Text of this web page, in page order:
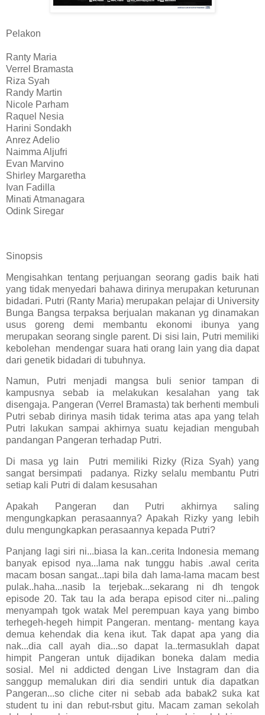
Pelakon
Ranty Maria
Verrel Bramasta
Riza Syah
Randy Martin
Nicole Parham
Raquel Nesia
Harini Sondakh
Anrez Adelio
Naimma Aljufri
Evan Marvino
Shirley Margaretha
Ivan Fadilla
Minati Atmanagara
Odink Siregar
Sinopsis
Mengisahkan tentang perjuangan seorang gadis baik hati
yang tidak menyedari bahawa dirinya merupakan keturunan
bidadari. Putri (Ranty Maria) merupakan pelajar di University
Bunga Bangsa terpaksa berjualan makanan yg dinamakan
usus goreng demi membantu ekonomi ibunya yang
merupakan seorang single parent. Di sisi lain, Putri memiliki
kebolehan mendengar suara hati orang lain yang dia dapat
dari genetik bidadari di tubuhnya.
Namun, Putri menjadi mangsa buli senior tampan di
kampusnya sebab ia melakukan kesalahan yang tak
disengaja. Pangeran (Verrel Bramasta) tak berhenti membuli
Putri sebab dirinya masih tidak terima atas apa yang telah
Putri lakukan sampai akhirnya suatu kejadian mengubah
pandangan Pangeran terhadap Putri.
Di masa yg lain Putri memiliki Rizky (Riza Syah) yang
sangat bersimpati padanya. Rizky selalu membantu Putri
setiap kali Putri di dalam kesusahan
Apakah Pangeran dan Putri akhirnya saling
mengungkapkan perasaannya? Apakah Rizky yang lebih
dulu mengungkapkan perasaannya kepada Putri?
Panjang lagi siri ni...biasa la kan..cerita Indonesia memang
banyak episod nya...lama nak tunggu habis .awal cerita
macam bosan sangat...tapi bila dah lama-lama macam best
pulak..haha...nasib la terjebak...sekarang ni dh tengok
episode 20. Tak tau la ada berapa episod citer ni...paling
menyampah tgok watak Mel perempuan kaya yang bimbo
terhegeh-hegeh himpit Pangeran. mentang- mentang kaya
demua kehendak dia kena ikut. Tak dapat apa yang dia
nak...dia call ayah dia...so dapat la..termasuklah dapat
himpit Pangeran untuk dijadikan boneka dalam media
sosial. Mel ni addicted dengan Live Instagram dan dia
sanggup memalukan diri dia sendiri untuk dia dapatkan
Pangeran...so cliche citer ni sebab ada babak2 suka kat
student tu ini dan rebut-rsbut gitu. Macam zaman sekolah